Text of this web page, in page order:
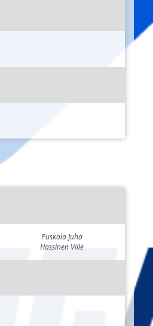
Puskala Juha
Hassinen Ville